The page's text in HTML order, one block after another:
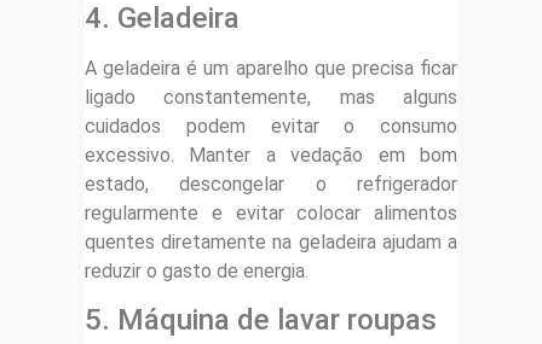
4. Geladeira
A geladeira é um aparelho que precisa ficar
ligado constantemente, mas alguns
cuidados podem evitar o consumo
excessivo. Manter a vedação em bom
estado, descongelar o refrigerador
regularmente e evitar colocar alimentos
quentes diretamente na geladeira ajudam a
reduzir o gasto de energia.
5. Máquina de lavar roupas